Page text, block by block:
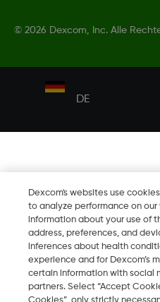
© 2026 Dexcom, Inc. Alle
DE
Dexcom's websites use
to analyze performance on
information about your use of
address, preferences, and
inferences about health
experience and for Dexcom’s
certain information with social
partners. Select “Accept